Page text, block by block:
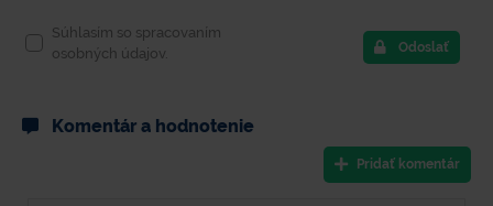
Súhlasím so spracovaním
osobných údajov.
Odoslať
Komentár a hodnotenie
Pridať komentár